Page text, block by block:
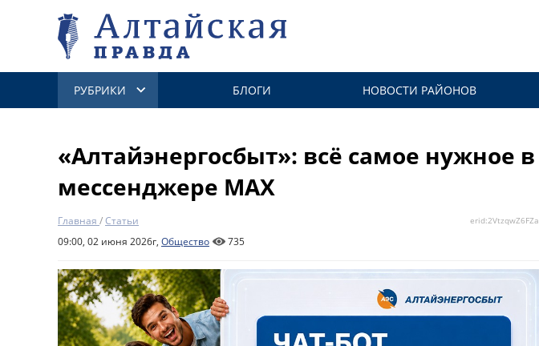
РУБРИКИ БЛОГИ НОВОСТИ РАЙОНОВ
«Алтайэнергосбыт»: всё самое нужное в
мессенджере МАХ
Главная /Статьи
09:00, 02 июня 2026г, Общество 735
erid:2VtzqwZ6FZa